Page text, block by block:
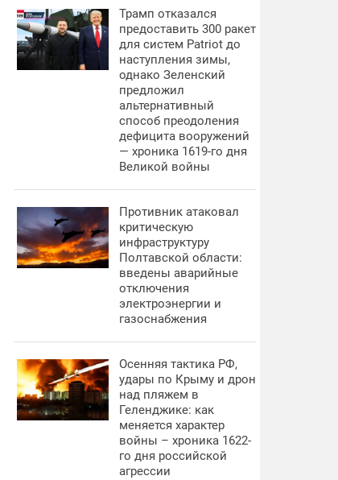
Трамп отказался
предоставить 300 ракет
для систем Patriot до
наступления зимы,
однако Зеленский
предложил
альтернативный
способ преодоления
дефицита вооружений
— хроника 1619-го дня
Великой войны
Противник атаковал
критическую
инфраструктуру
Полтавской области:
введены аварийные
отключения
электроэнергии и
газоснабжения
Осенняя тактика РФ,
удары по Крыму и дрон
над пляжем в
Геленджике: как
меняется характер
войны – хроника 1622-
го дня российской
агрессии